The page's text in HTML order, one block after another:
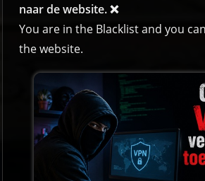
naar de website. ❌
You are in the Blacklist and you
the website.